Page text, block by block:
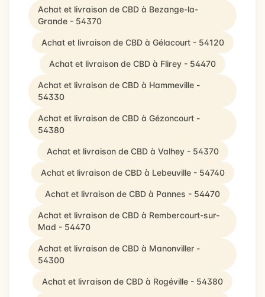
Achat et livraison de CBD à Bezange-la-
Grande - 54370
Achat et livraison de CBD à Gélacourt - 54120
Achat et livraison de CBD à Flirey - 54470
Achat et livraison de CBD à Hammeville -
54330
Achat et livraison de CBD à Gézoncourt -
54380
Achat et livraison de CBD à Valhey - 54370
Achat et livraison de CBD à Lebeuville - 54740
Achat et livraison de CBD à Pannes - 54470
Achat et livraison de CBD à Rembercourt-sur-
Mad - 54470
Achat et livraison de CBD à Manonviller -
54300
Achat et livraison de CBD à Rogéville - 54380